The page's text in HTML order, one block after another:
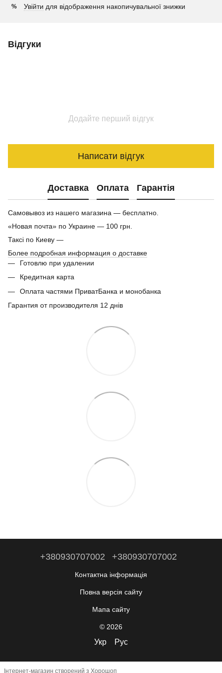
% Увійти для відображення накопичувальної знижки
Відгуки
Додайте перший відгук
Написати відгук
Доставка Оплата Гарантія
Самовывоз из нашего магазина — бесплатно.
«Новая почта» по Украине — 100 грн.
Таксі по Киеву —
Более подробная информация о доставке
Готовлю при удалении
Кредитная карта
Оплата частями ПриватБанка и монобанка
Гарантия от производителя 12 днів
+380930707002 +380930707002
Контактна інформація
Повна версія сайту
Мапа сайту
© 2026
Укр Рус
Інтернет-магазин створений з Хорошоп